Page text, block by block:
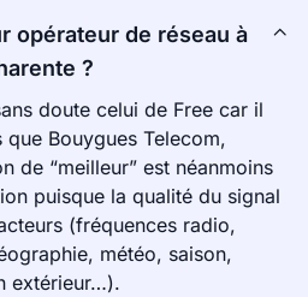
opérateur de réseau à
?
doute celui de Free car il
que Bouygues Telecom,
de “meilleur” est néanmoins
puisque la qualité du signal
(fréquences radio,
météo, saison,
extérieur…).